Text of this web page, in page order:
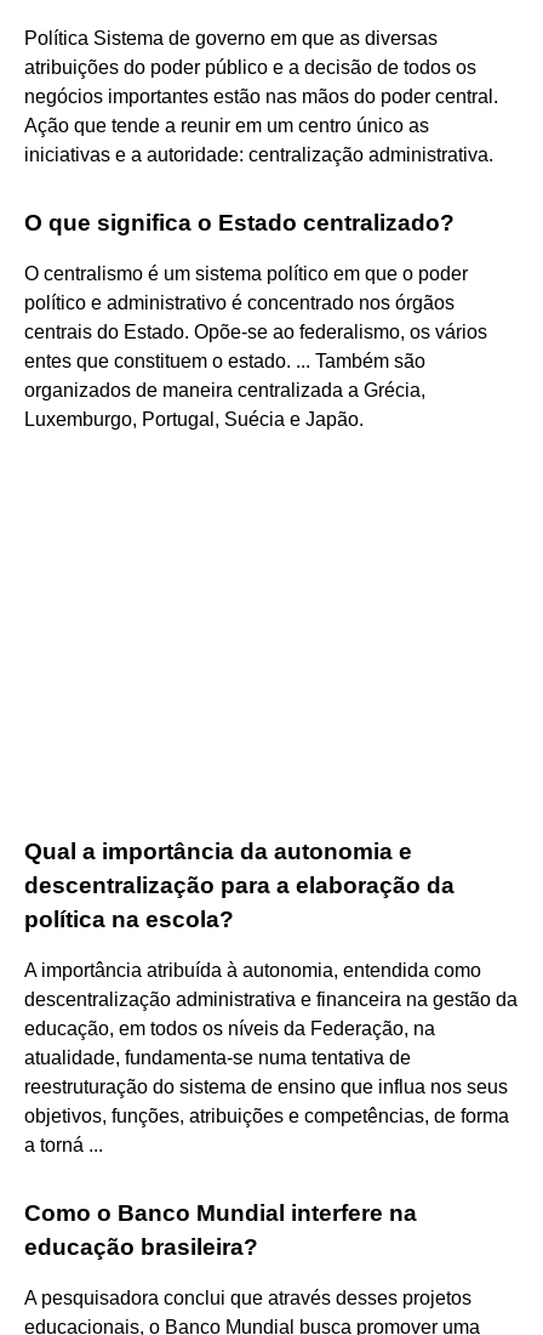
Política Sistema de governo em que as diversas
atribuições do poder público e a decisão de todos os
negócios importantes estão nas mãos do poder central.
Ação que tende a reunir em um centro único as
iniciativas e a autoridade: centralização administrativa.
O que significa o Estado centralizado?
O centralismo é um sistema político em que o poder
político e administrativo é concentrado nos órgãos
centrais do Estado. Opõe-se ao federalismo, os vários
entes que constituem o estado. ... Também são
organizados de maneira centralizada a Grécia,
Luxemburgo, Portugal, Suécia e Japão.
Qual a importância da autonomia e
descentralização para a elaboração da
política na escola?
A importância atribuída à autonomia, entendida como
descentralização administrativa e financeira na gestão da
educação, em todos os níveis da Federação, na
atualidade, fundamenta-se numa tentativa de
reestruturação do sistema de ensino que influa nos seus
objetivos, funções, atribuições e competências, de forma
a torná ...
Como o Banco Mundial interfere na
educação brasileira?
A pesquisadora conclui que através desses projetos
educacionais, o Banco Mundial busca promover uma